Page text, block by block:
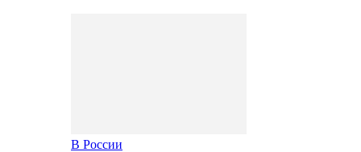
В России